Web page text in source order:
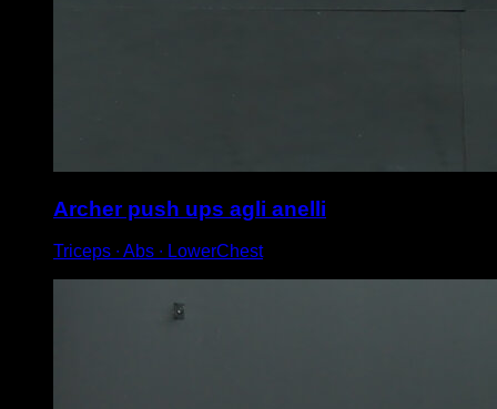
Archer push ups agli anelli
Triceps ∙ Abs ∙ LowerChest